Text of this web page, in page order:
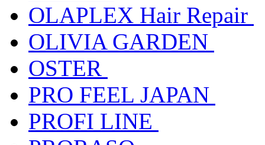
OLAPLEX Hair Repair
OLIVIA GARDEN
OSTER
PRO FEEL JAPAN
PROFI LINE